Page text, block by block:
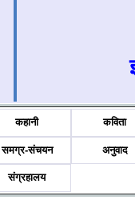
कहानी कविता
समग्र-संचयन अनुवाद
संग्रहालय